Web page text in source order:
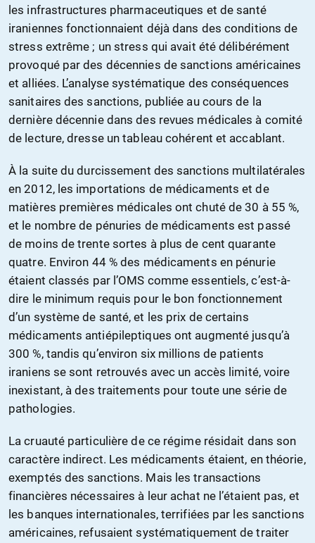
les infrastructures pharmaceutiques et de santé
iraniennes fonctionnaient déjà dans des conditions de
stress extrême ; un stress qui avait été délibérément
provoqué par des décennies de sanctions américaines
et alliées. L’analyse systématique des conséquences
sanitaires des sanctions, publiée au cours de la
dernière décennie dans des revues médicales à comité
de lecture, dresse un tableau cohérent et accablant.
À la suite du durcissement des sanctions multilatérales
en 2012, les importations de médicaments et de
matières premières médicales ont chuté de 30 à 55 %,
et le nombre de pénuries de médicaments est passé
de moins de trente sortes à plus de cent quarante
quatre. Environ 44 % des médicaments en pénurie
étaient classés par l’OMS comme essentiels, c’est-à-
dire le minimum requis pour le bon fonctionnement
d’un système de santé, et les prix de certains
médicaments antiépileptiques ont augmenté jusqu’à
300 %, tandis qu’environ six millions de patients
iraniens se sont retrouvés avec un accès limité, voire
inexistant, à des traitements pour toute une série de
pathologies.
La cruauté particulière de ce régime résidait dans son
caractère indirect. Les médicaments étaient, en théorie,
exemptés des sanctions. Mais les transactions
financières nécessaires à leur achat ne l’étaient pas, et
les banques internationales, terrifiées par les sanctions
américaines, refusaient systématiquement de traiter